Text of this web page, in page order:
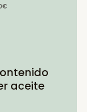
€
aceite